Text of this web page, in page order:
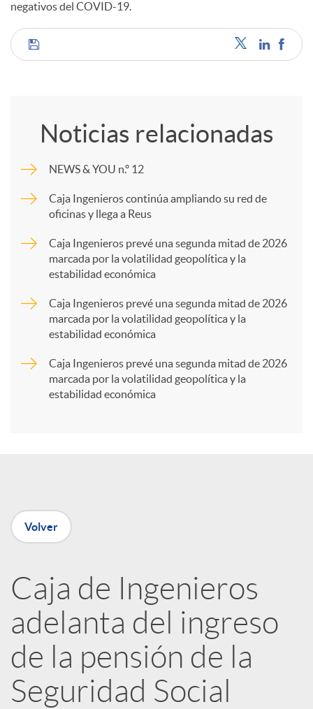
s
negativos del COVID-19.
C
m
p
a
n
e
d
e
Noticias relacionadas
NEWS & YOU n.º 12
Caja Ingenieros continúa ampliando su red de
oficinas y llega a Reus
Caja Ingenieros prevé una segunda mitad de 2026
marcada por la volatilidad geopolítica y la
estabilidad económica
Caja Ingenieros prevé una segunda mitad de 2026
marcada por la volatilidad geopolítica y la
estabilidad económica
Caja Ingenieros prevé una segunda mitad de 2026
marcada por la volatilidad geopolítica y la
estabilidad económica
Volver
Caja de Ingenieros
adelanta del ingreso
de la pensión de la
Seguridad Social